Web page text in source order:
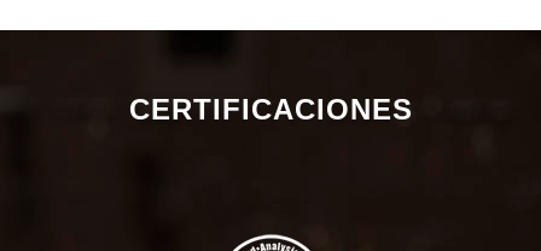
CERTIFICACIONES